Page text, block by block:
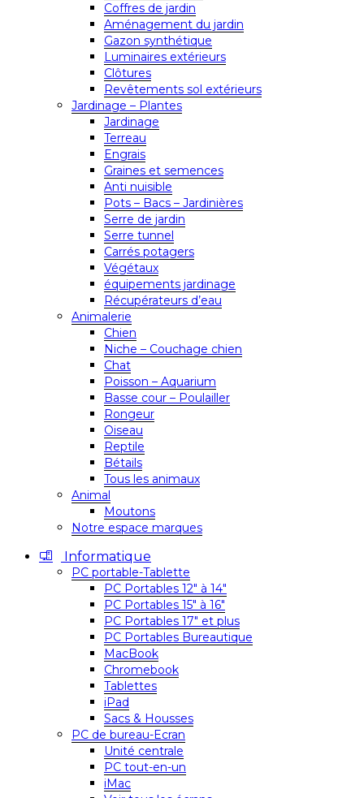
Coffres de jardin
Aménagement du jardin
Gazon synthétique
Luminaires extérieurs
Clôtures
Revêtements sol extérieurs
Jardinage – Plantes
Jardinage
Terreau
Engrais
Graines et semences
Anti nuisible
Pots – Bacs – Jardinières
Serre de jardin
Serre tunnel
Carrés potagers
Végétaux
équipements jardinage
Récupérateurs d’eau
Animalerie
Chien
Niche – Couchage chien
Chat
Poisson – Aquarium
Basse cour – Poulailler
Rongeur
Oiseau
Reptile
Bétails
Tous les animaux
Animal
Moutons
Notre espace marques
Informatique
PC portable-Tablette
PC Portables 12″ à 14″
PC Portables 15″ à 16″
PC Portables 17″ et plus
PC Portables Bureautique
MacBook
Chromebook
Tablettes
iPad
Sacs & Housses
PC de bureau-Ecran
Unité centrale
PC tout-en-un
iMac